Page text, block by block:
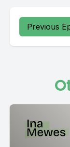
Previous